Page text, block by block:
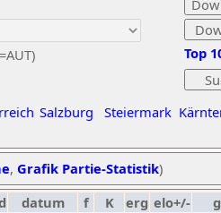
Salzburg Steiermark
Top
, Grafik Partie-Statistik)
datum f K erg elo+/-